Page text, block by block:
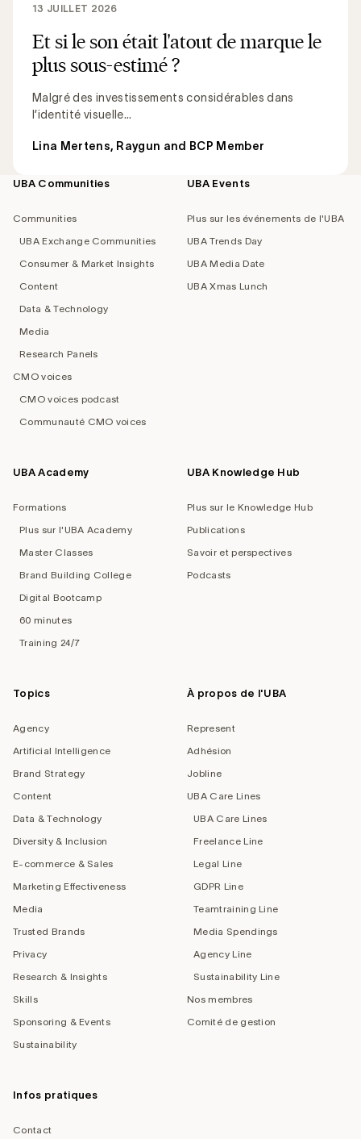
Et si le son était l'atout de marque le
plus sous-estimé ?
Malgré des investissements considérables dans
l’identité visuelle...
13 JUILLET 2026
Lina Mertens, Raygun and BCP Member
Footer
UBA Communities
Communities
UBA Exchange Communities
Consumer & Market Insights
Content
Data & Technology
Media
Research Panels
CMO voices
CMO voices podcast
Communauté CMO voices
UBA Events
Plus sur les événements de l'UBA
UBA Trends Day
UBA Media Date
UBA Xmas Lunch
UBA Academy
Formations
Plus sur l'UBA Academy
Master Classes
Brand Building College
Digital Bootcamp
60 minutes
Training 24/7
UBA Knowledge Hub
Plus sur le Knowledge Hub
Publications
Savoir et perspectives
Podcasts
Topics
Agency
Artificial Intelligence
Brand Strategy
Content
Data & Technology
Diversity & Inclusion
E-commerce & Sales
Marketing Effectiveness
Media
Trusted Brands
Privacy
Research & Insights
Skills
Sponsoring & Events
Sustainability
À propos de l'UBA
Represent
Adhésion
Jobline
UBA Care Lines
UBA Care Lines
Freelance Line
Legal Line
GDPR Line
Teamtraining Line
Media Spendings
Agency Line
Sustainability Line
Nos membres
Comité de gestion
Infos pratiques
Contact